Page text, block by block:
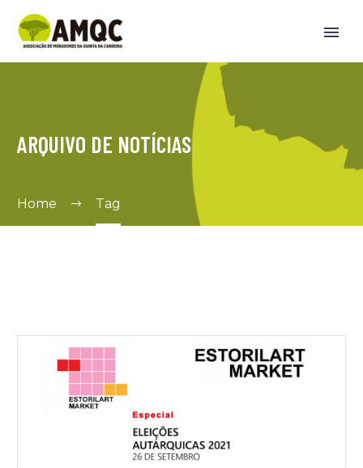
ARQUIVO DE NOTÍCIAS
Home Tag